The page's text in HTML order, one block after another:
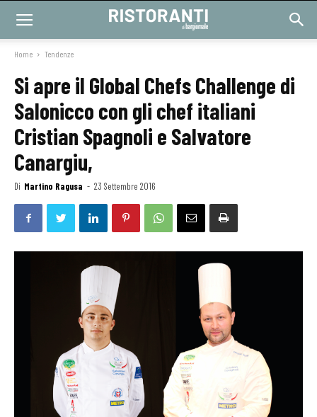
Home Tendenze
Si apre il Global Chefs Challenge di
Salonicco con gli chef italiani
Cristian Spagnoli e Salvatore
Canargiu,
Di Martino Ragusa - 23 Settembre 2016